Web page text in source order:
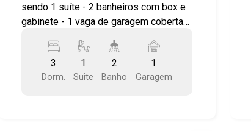
sendo 1 suíte - 2 banheiros com box e
gabinete - 1 vaga de garagem coberta
Cozinha com armários - 1 dormitório
com armário que será restaurado - Sol
manhã Lazer com: - Piscina - Área
3
Dorm.
1
Suite
2
Banho
1
Garagem